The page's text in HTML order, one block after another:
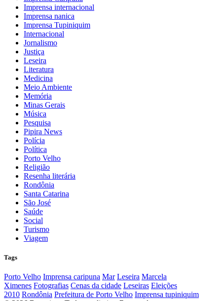
Imprensa internacional
Imprensa nanica
Imprensa Tupiniquim
Internacional
Jornalismo
Justiça
Leseira
Literatura
Medicina
Meio Ambiente
Memória
Minas Gerais
Música
Pesquisa
Pipira News
Polícia
Política
Porto Velho
Religião
Resenha literária
Rondônia
Santa Catarina
São José
Saúde
Social
Turismo
Viagem
Tags
Porto Velho Imprensa caripuna Mar Leseira Marcela
Ximenes Fotografias Cenas da cidade Leseiras Eleições
2010 Rondônia Prefeitura de Porto Velho Imprensa tupiniquim